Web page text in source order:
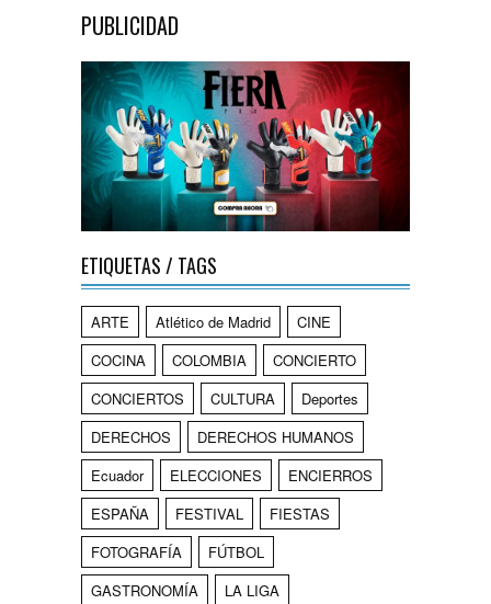
PUBLICIDAD
ETIQUETAS / TAGS
ARTE Atlético de Madrid
CINE
COCINA
COLOMBIA
CONCIERTO
CONCIERTOS
CULTURA
Deportes
DERECHOS
DERECHOS HUMANOS
Ecuador
ELECCIONES
ENCIERROS
ESPAÑA
FESTIVAL
FIESTAS
FOTOGRAFÍA
FÚTBOL
GASTRONOMÍA
LA LIGA